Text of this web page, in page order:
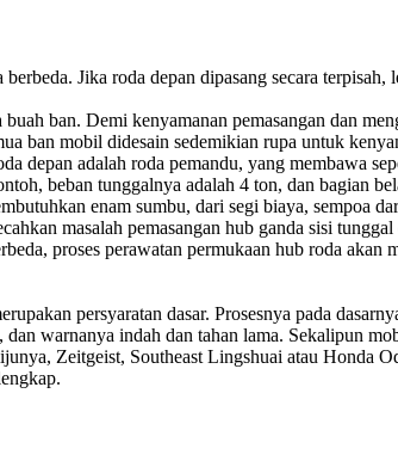
Jika roda depan dipasang secara
ban. Demi kenyamanan pemasangan dan
ban mobil didesain sedemikian rupa untuk
depan adalah roda pemandu, yang membawa
beban tunggalnya adalah 4 ton, dan bagian
enam sumbu, dari segi biaya, sempoa
masalah pemasangan hub ganda sisi tunggal
proses perawatan permukaan hub roda akan
persyaratan dasar. Prosesnya pada
warnanya indah dan tahan lama. Sekalipun
Zeitgeist, Southeast Lingshuai atau Honda